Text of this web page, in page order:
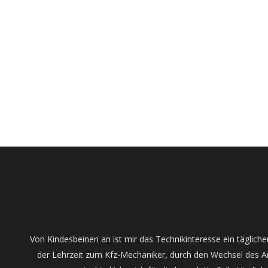
Von Kindesbeinen an ist mir das Technikinteresse ein
der Lehrzeit zum Kfz-Mechaniker, durch den Wechsel des